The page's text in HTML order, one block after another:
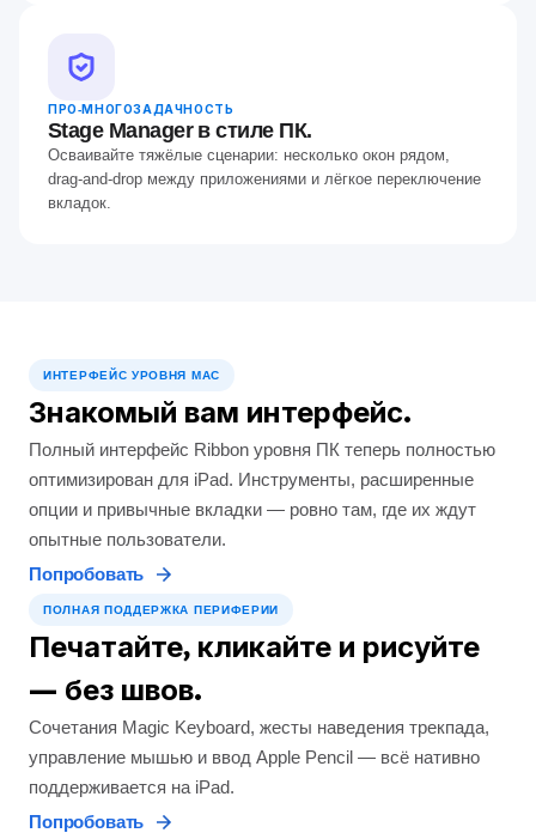
ПРО‑МНОГОЗАДАЧНОСТЬ
Stage Manager в стиле ПК.
Осваивайте тяжёлые сценарии: несколько окон рядом,
drag‑and‑drop между приложениями и лёгкое переключение
вкладок.
ИНТЕРФЕЙС УРОВНЯ MAC
Знакомый вам интерфейс.
Полный интерфейс Ribbon уровня ПК теперь полностью
оптимизирован для iPad. Инструменты, расширенные
опции и привычные вкладки — ровно там, где их ждут
опытные пользователи.
Попробовать
ПОЛНАЯ ПОДДЕРЖКА ПЕРИФЕРИИ
Печатайте, кликайте и рисуйте
— без швов.
Сочетания Magic Keyboard, жесты наведения трекпада,
управление мышью и ввод Apple Pencil — всё нативно
поддерживается на iPad.
Попробовать